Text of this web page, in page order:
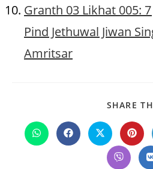
Granth 03 Likhat 005:
Pind Jethuwal Jiwan
Amritsar
SHARE
Opens
in
Opens
in
Opens
in
new
Opens
in
new
Opens